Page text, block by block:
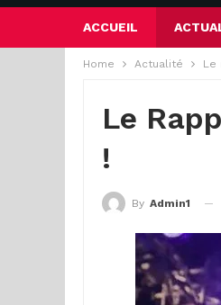
ACCUEIL
Home Actualité Le
Le
!
By Admin1